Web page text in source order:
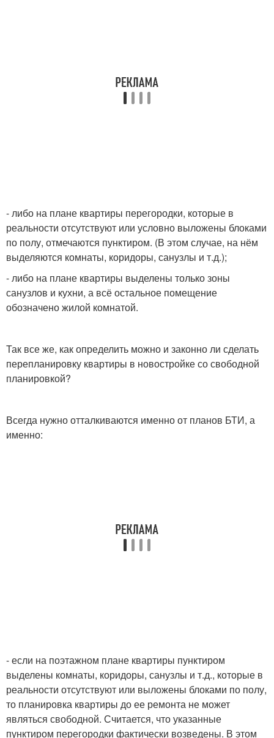
- либо на плане квартиры перегородки, которые в
реальности отсутствуют или условно выложены блоками
по полу, отмечаются пунктиром. (В этом случае, на нём
выделяются комнаты, коридоры, санузлы и т.д.);
- либо на плане квартиры выделены только зоны
санузлов и кухни, а всё остальное помещение
обозначено жилой комнатой.
Так все же, как определить можно и законно ли сделать
перепланировку квартиры в новостройке со свободной
планировкой?
Всегда нужно отталкиваются именно от планов БТИ, а
именно:
- если на поэтажном плане квартиры пунктиром
выделены комнаты, коридоры, санузлы и т.д., которые в
реальности отсутствуют или выложены блоками по полу,
то планировка квартиры до ее ремонта не может
являться свободной. Считается, что указанные
пунктиром перегородки фактически возведены. В этом